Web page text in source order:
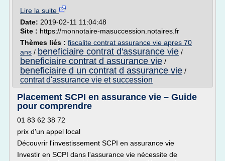
Lire la suite
Date: 2019-02-11 11:04:48
Site : https://monnotaire-masuccession.notaires.fr
Thèmes liés : fiscalite contrat assurance vie apres 70
ans / beneficiaire contrat d'assurance vie /
beneficiaire contrat d assurance vie /
beneficiaire d un contrat d assurance vie /
contrat d'assurance vie et succession
Placement SCPI en assurance vie – Guide
pour comprendre
01 83 62 38 72
prix d'un appel local
Découvrir l'investissement SCPI en assurance vie
Investir en SCPI dans l'assurance vie nécessite de